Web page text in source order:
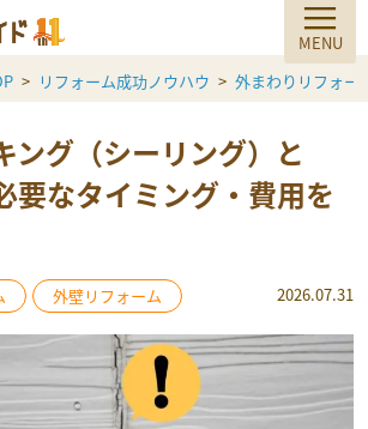
リフォーム成功ノウハウ 外まわりリフォー
ング（シーリング）と
要なタイミング・費用を
外壁リフォーム 2026.07.31